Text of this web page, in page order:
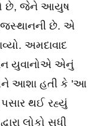
છે, જેને આયુષ
છે. એ
અમદાવાદ
યુવાનોએ એનું
આશા હતી કે 'આ
થઈ રહ્યું
લોકો સુધી